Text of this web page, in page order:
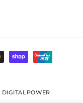
DIGITALPOWER